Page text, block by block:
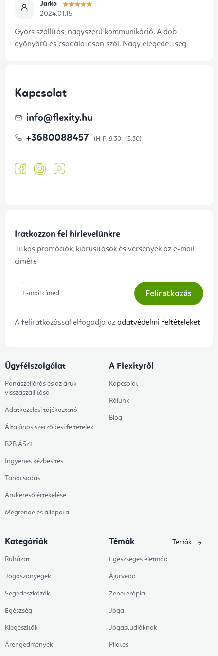
Jarka
2024.01.15.
Gyors szállítás, nagyszerű kommunikáció. A dob
gyönyörű és csodálatosan szól. Nagy elégedettség.
Kapcsolat
info@flexity.hu
+3680088457
Iratkozzon fel hírlevelünkre
Titkos promóciók, kiárusítások és versenyek az e-mail
címére
Feliratkozás
A feliratkozással elfogadja az adatvédelmi feltételeket
Ügyfélszolgálat
Panaszeljárás és az áruk
visszaszállítása
Adatkezelési tájékoztató
Általános szerződési feltételek
B2B ÁSZF
Ingyenes kézbesítés
Tanácsadás
Árukereső értékelése
Megrendelés állapota
A Flexityről
Kapcsolat
Rólunk
Blog
Kategóriák
Ruházat
Jógaszőnyegek
Segédeszközök
Egészség
Kiegészítők
Árengedmények
Témák
Egészséges életmód
Ájurvéda
Zeneterápia
Jóga
Jógastúdióknak
Pilates
Témák